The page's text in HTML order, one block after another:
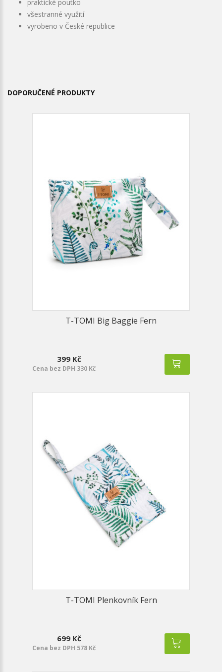
praktické poutko
všestranné využití
vyrobeno v České republice
DOPORUČENÉ PRODUKTY
T-TOMI Big Baggie Fern
399 Kč
Cena bez DPH 330 Kč
T-TOMI Plenkovník Fern
699 Kč
Cena bez DPH 578 Kč